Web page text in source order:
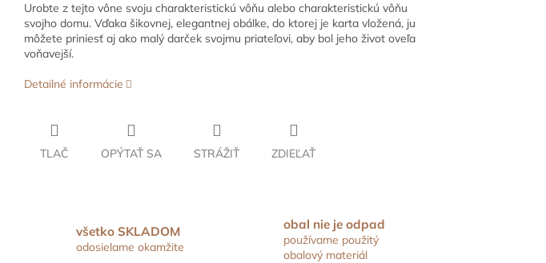
Urobte z tejto vône svoju charakteristickú vôňu alebo charakteristickú vôňu
svojho domu. Vďaka šikovnej, elegantnej obálke, do ktorej je karta vložená, ju
môžete priniesť aj ako malý darček svojmu priateľovi, aby bol jeho život oveľa
voňavejší.
Detailné informácie
TLAČ OPÝTAŤ SA STRÁŽIŤ ZDIEĽAŤ
všetko SKLADOM
odosielame okamžite
obal nie je odpad
používame použitý
obalový materiál